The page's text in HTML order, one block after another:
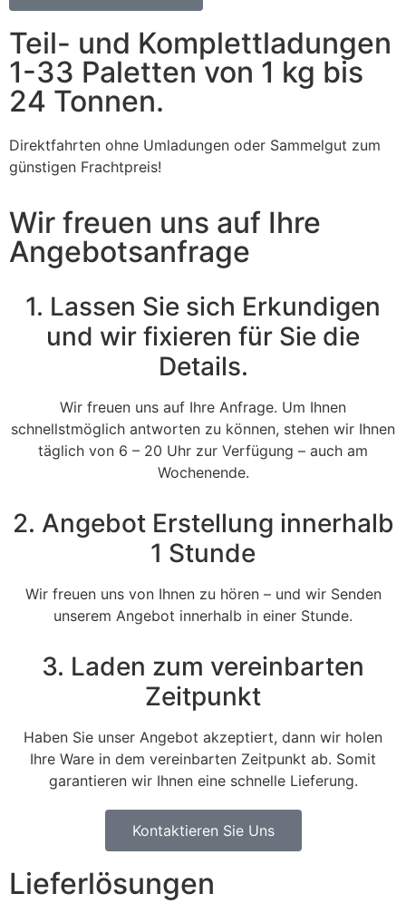
Teil- und Komplettladungen
1-33 Paletten von 1 kg bis
24 Tonnen.
Direktfahrten ohne Umladungen oder Sammelgut zum
günstigen Frachtpreis!
Wir freuen uns auf Ihre
Angebotsanfrage
1. Lassen Sie sich Erkundigen
und wir fixieren für Sie die
Details.
Wir freuen uns auf Ihre Anfrage. Um Ihnen
schnellstmöglich antworten zu können, stehen wir Ihnen
täglich von 6 – 20 Uhr zur Verfügung – auch am
Wochenende.
2. Angebot Erstellung innerhalb
1 Stunde
Wir freuen uns von Ihnen zu hören – und wir Senden
unserem Angebot innerhalb in einer Stunde.
3. Laden zum vereinbarten
Zeitpunkt
Haben Sie unser Angebot akzeptiert, dann wir holen
Ihre Ware in dem vereinbarten Zeitpunkt ab. Somit
garantieren wir Ihnen eine schnelle Lieferung.
Kontaktieren Sie Uns
Lieferlösungen